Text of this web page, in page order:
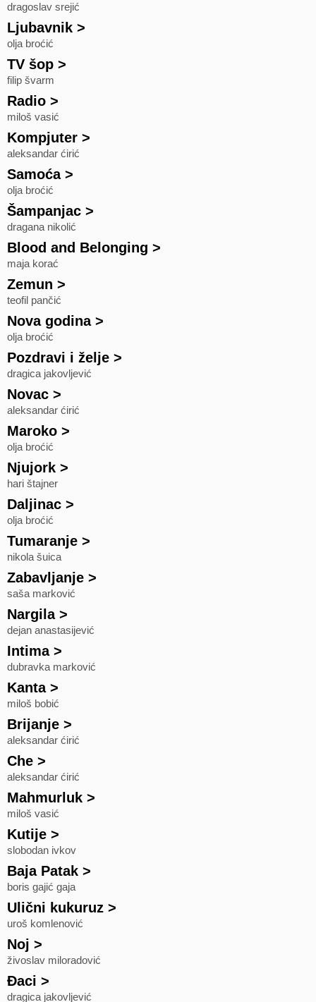
dragoslav srejić
Ljubavnik >
olja broćić
TV šop >
filip švarm
Radio >
miloš vasić
Kompjuter >
aleksandar ćirić
Samoća>
olja broćić
Šampanjac >
dragana nikolić
Blood and Belonging >
maja korać
Zemun >
teofil pančić
Nova godina>
olja broćić
Pozdravi i želje >
dragica jakovljević
Novac >
aleksandar ćirić
Maroko >
olja broćić
Njujork >
hari štajner
Daljinac >
olja broćić
Tumaranje >
nikola šuica
Zabavljanje >
saša marković
Nargila>
dejan anastasijević
Intima>
dubravka marković
Kanta>
miloš bobić
Brijanje >
aleksandar ćirić
Che >
aleksandar ćirić
Mahmurluk >
miloš vasić
Kutije >
slobodan ivkov
Baja Patak >
boris gajić gaja
Ulični kukuruz >
uroš komlenović
Noj >
živoslav miloradović
Đaci >
dragica jakovljević